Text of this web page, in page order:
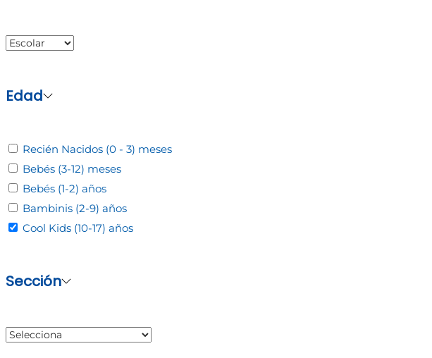
Edad
Recién Nacidos (0 - 3) meses
Bebés (3-12) meses
Bebés (1-2) años
Bambinis (2-9) años
Cool Kids (10-17) años
Sección